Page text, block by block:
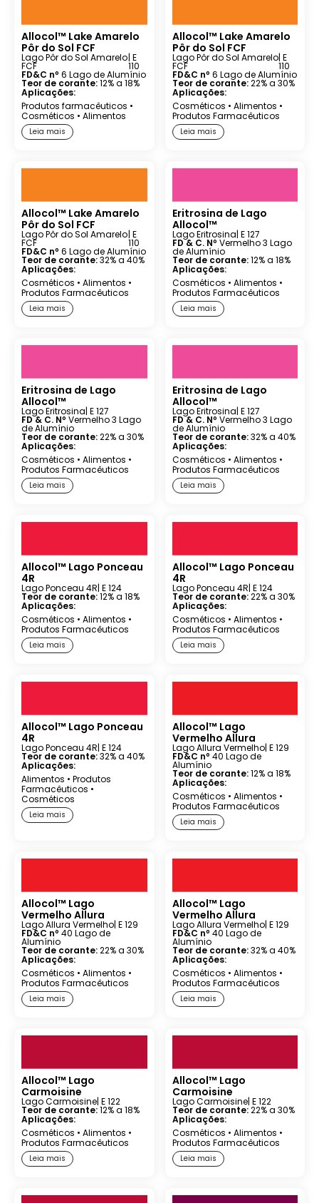
Allocol™ Lake Amarelo
Pôr do Sol FCF
Lago Pôr do Sol Amarelo
FCF
| E
110
FD&C nº 6 Lago de Alumínio
Teor de corante:12% a 18%
Aplicações:
Produtos farmacêuticos •
Cosméticos • Alimentos
Leia mais
Allocol™ Lake Amarelo
Pôr do Sol FCF
Lago Pôr do Sol Amarelo
FCF
| E
110
FD&C nº 6 Lago de Alumínio
Teor de corante:22% a 30%
Aplicações:
Cosméticos • Alimentos •
Produtos Farmacêuticos
Leia mais
Allocol™ Lake Amarelo
Pôr do Sol FCF
Lago Pôr do Sol Amarelo
FCF
| E
110
FD&C nº 6 Lago de Alumínio
Teor de corante:32% a 40%
Aplicações:
Cosméticos • Alimentos •
Produtos Farmacêuticos
Leia mais
Eritrosina de Lago
Allocol™
Lago Eritrosina| E 127
FD & C. Nº Vermelho 3 Lago
de Alumínio
Teor de corante:12% a 18%
Aplicações:
Cosméticos • Alimentos •
Produtos Farmacêuticos
Leia mais
Eritrosina de Lago
Allocol™
Lago Eritrosina| E 127
FD & C. Nº Vermelho 3 Lago
de Alumínio
Teor de corante:22% a 30%
Aplicações:
Cosméticos • Alimentos •
Produtos Farmacêuticos
Leia mais
Eritrosina de Lago
Allocol™
Lago Eritrosina| E 127
FD & C. Nº Vermelho 3 Lago
de Alumínio
Teor de corante:32% a 40%
Aplicações:
Cosméticos • Alimentos •
Produtos Farmacêuticos
Leia mais
Allocol™ Lago Ponceau
4R
Lago Ponceau 4R| E 124
Teor de corante:12% a 18%
Aplicações:
Cosméticos • Alimentos •
Produtos Farmacêuticos
Leia mais
Allocol™ Lago Ponceau
4R
Lago Ponceau 4R| E 124
Teor de corante:22% a 30%
Aplicações:
Cosméticos • Alimentos •
Produtos Farmacêuticos
Leia mais
Allocol™ Lago Ponceau
4R
Lago Ponceau 4R| E 124
Teor de corante:32% a 40%
Aplicações:
Alimentos • Produtos
Farmacêuticos •
Cosméticos
Leia mais
Allocol™ Lago
Vermelho Allura
Lago Allura Vermelho| E 129
FD&C nº 40 Lago de
Alumínio
Teor de corante:12% a 18%
Aplicações:
Cosméticos • Alimentos •
Produtos Farmacêuticos
Leia mais
Allocol™ Lago
Vermelho Allura
Lago Allura Vermelho| E 129
FD&C nº 40 Lago de
Alumínio
Teor de corante:22% a 30%
Aplicações:
Cosméticos • Alimentos •
Produtos Farmacêuticos
Leia mais
Allocol™ Lago
Vermelho Allura
Lago Allura Vermelho| E 129
FD&C nº 40 Lago de
Alumínio
Teor de corante:32% a 40%
Aplicações:
Cosméticos • Alimentos •
Produtos Farmacêuticos
Leia mais
Allocol™ Lago
Carmoisine
Lago Carmoisine| E 122
Teor de corante:12% a 18%
Aplicações:
Cosméticos • Alimentos •
Produtos Farmacêuticos
Leia mais
Allocol™ Lago
Carmoisine
Lago Carmoisine| E 122
Teor de corante:22% a 30%
Aplicações:
Cosméticos • Alimentos •
Produtos Farmacêuticos
Leia mais